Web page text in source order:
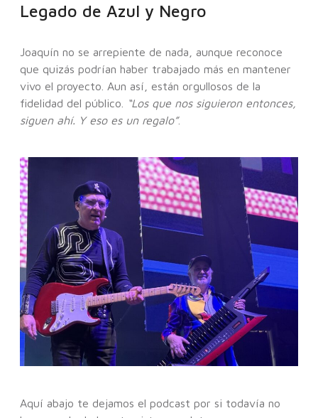
Legado de Azul y Negro
Joaquín no se arrepiente de nada, aunque reconoce
que quizás podrían haber trabajado más en mantener
vivo el proyecto. Aun así, están orgullosos de la
fidelidad del público.
“Los que nos siguieron entonces,
siguen ahí. Y eso es un regalo”.
Aquí abajo te dejamos el podcast por si todavía no